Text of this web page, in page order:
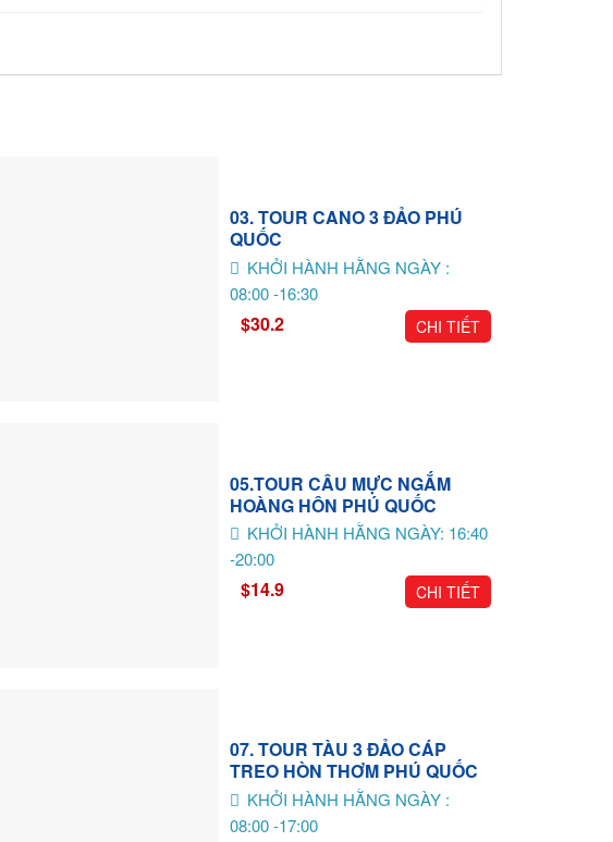
03. TOUR CANO 3 ĐẢO PHÚ
QUỐC
KHỞI HÀNH HẰNG NGÀY :
08:00 -16:30
$30.2 CHI TIẾT
05.TOUR CÂU MỰC NGẮM
HOÀNG HÔN PHÚ QUỐC
KHỞI HÀNH HẰNG NGÀY: 16:40
-20:00
$14.9 CHI TIẾT
07. TOUR TÀU 3 ĐẢO CÁP
TREO HÒN THƠM PHÚ QUỐC
KHỞI HÀNH HẰNG NGÀY :
08:00 -17:00